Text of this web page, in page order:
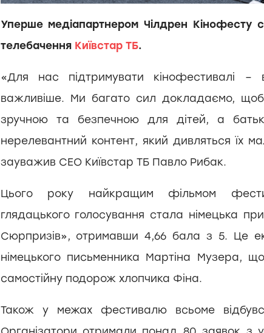
Уперше медіапартнером Чілдрен Кінофесту
телебаченняКиївстар ТБ.
«Для нас підтримувати кінофестивалі
важливіше. Ми багато сил докладаємо,
зручною та безпечною для дітей, а
нерелевантний контент, який дивляться їх
зауважив СЕО Київстар ТБ Павло Рибак.
Цього року найкращим фільмом
глядацького голосування стала німецька
Сюрпризів», отримавши 4,66 бала з 5. Це
німецького письменника Мартіна Музера,
самостійну подорож хлопчика Фіна.
Також у межах фестивалю всьоме